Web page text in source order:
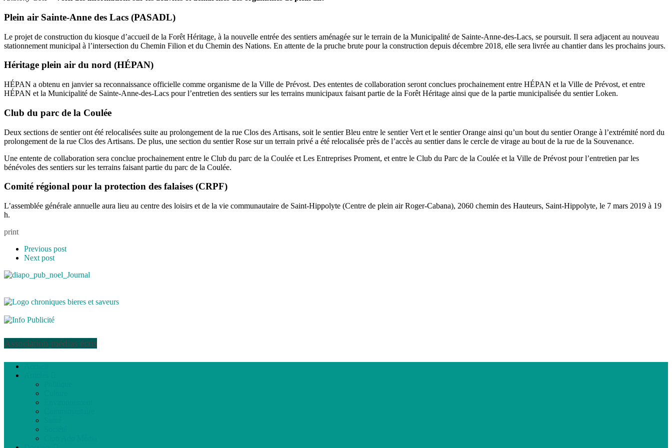
Plein air Sainte-Anne des Lacs (PASADL)
Le projet de construction du kiosque d’accueil de la Forêt Héritage, à la nouvelle entrée des sentiers aménagée sur le terrain de la Municipalité de Sainte-Anne-des-Lacs, se poursuit. Il sera adjacent au nouveau
stationnement municipal à l’intersection du Chemin Filion et du Chemin des Nations. En attente de la pruche brute pour la construction depuis décembre 2018, elle sera livrée au chantier dans les prochains jours.
Héritage plein air du nord (HÉPAN)
HÉPAN a obtenu en janvier sa reconnaissance officielle comme organisme de la Ville de Prévost. Des ententes de collaboration seront conclues prochainement entre HÉPAN et la Ville de Prévost, et entre
HÉPAN et la Municipalité de Sainte-Anne-des-Lacs pour l’entretien des sentiers sur les terrains municipaux faisant partie de la Forêt Héritage ainsi que de la partie municipalisée du sentier Loken.
Club du parc de la Coulée
Deux sections de sentier ont été relocalisées suite au prolongement de la rue Clos des Artisans, soit le sentier Bleu entre le sentier Vert et le sentier Orange ainsi qu’un bout du sentier Orange à l’extrémité nord du
prolongement de la rue Clos des Artisans. De plus, une section du sentier Rose sur un terrain privé a été relocalisée près de l’accès au sentier dans le cercle de virage au bout de la rue de la Souvenance.
Une entente de collaboration sera conclue prochainement entre le Club du parc de la Coulée et Les Entreprises Proment, et entre le Club du Parc de la Coulée et la Ville de Prévost pour l’entretien par les
bénévoles des sentiers sur les terrains faisant partie du parc de la Coulée.
Comité régional pour la protection des falaises (CRPF)
L’assemblée générale annuelle aura lieu au centre des loisirs et de la vie communautaire de Saint-Hippolyte (Centre de plein air Roger-Cabana), 2060 chemin des Hauteurs, Saint-Hippolyte, le 7 mars 2019 à 19
h.
print
Previous post
Next post
Association médias écris